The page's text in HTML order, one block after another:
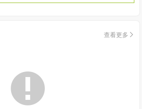
查看更多 
